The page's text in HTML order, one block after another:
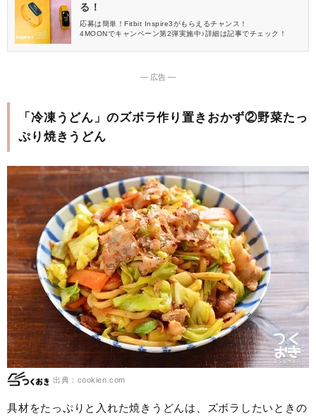
る！
応募は簡単！Fitbit Inspire3がもらえるチャンス！
4MOONでキャンペーン第2弾実施中♪詳細は記事でチェック！
― 広告 ―
「冷凍うどん」のズボラ作り置きおかず②野菜たっ
ぷり焼きうどん
出典：cookien.com
具材をたっぷりと入れた焼きうどんは、ズボラしたいときの